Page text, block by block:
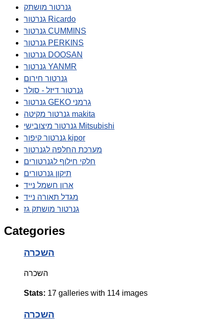
גנרטור מושתק
גנרטור Ricardo
גנרטור CUMMINS
גנרטור PERKINS
גנרטור DOOSAN
גנרטור YANMR
גנרטור חירום
גנרטור דיזל - סולר
גנרטור GEKO גרמני
גנרטור מקיטה makita
גנרטור מיצובישי Mitsubishi
גנרטור קיפור kipor
מערכת החלפה לגנרטור
חלקי חילוף לגנרטורים
תיקון גנרטורים
ארון חשמל נייד
מגדל תאורה נייד
גנרטור מושתק גז
Categories
השכרה
השכרה
Stats: 17 galleries with 114 images
השכרה